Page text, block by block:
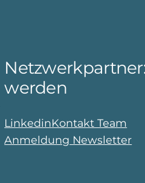
werden
LinkedinKontakt Team
Anmeldung Newsletter